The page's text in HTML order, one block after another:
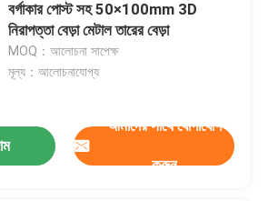
বর্গাকার পোস্ট সহ 50×100mm 3D
নিরাপত্তা বেড়া মেটাল তারের বেড়া
MOQ：আলোচনা সাপেক্ষ
মূল্য：আলোচনাযোগ্য
আমাদের সাথে যোগাযোগ
করুন